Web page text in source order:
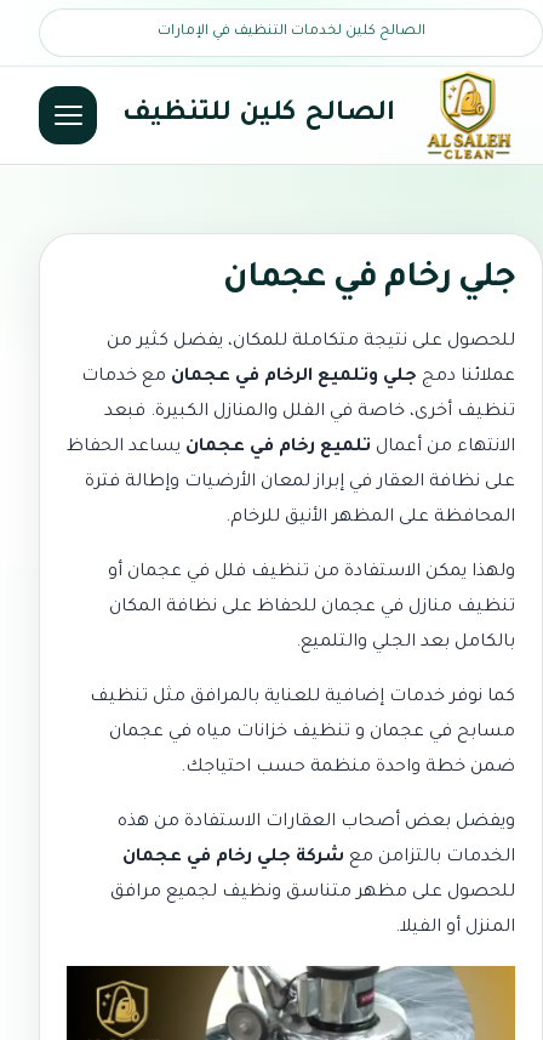
الصالح كلين لخدمات التنظيف في الإمارات
الصالح كلين للتنظيف
جلي رخام في عجمان
للحصول على نتيجة متكاملة للمكان، يفضل كثير من
عملائنا دمج جلي وتلميع الرخام في عجمان مع خدمات
تنظيف أخرى، خاصة في الفلل والمنازل الكبيرة. فبعد
الانتهاء من أعمال تلميع رخام في عجمان يساعد الحفاظ
على نظافة العقار في إبراز لمعان الأرضيات وإطالة فترة
المحافظة على المظهر الأنيق للرخام.
ولهذا يمكن الاستفادة من تنظيف فلل في عجمان أو
تنظيف منازل في عجمان للحفاظ على نظافة المكان
بالكامل بعد الجلي والتلميع.
كما نوفر خدمات إضافية للعناية بالمرافق مثل تنظيف
مسابح في عجمان و تنظيف خزانات مياه في عجمان
ضمن خطة واحدة منظمة حسب احتياجك.
ويفضل بعض أصحاب العقارات الاستفادة من هذه
الخدمات بالتزامن مع شركة جلي رخام في عجمان
للحصول على مظهر متناسق ونظيف لجميع مرافق
المنزل أو الفيلا.